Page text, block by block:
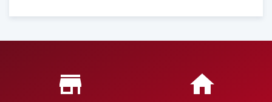
Proč nakupovat u nás?
store_mall_directory home